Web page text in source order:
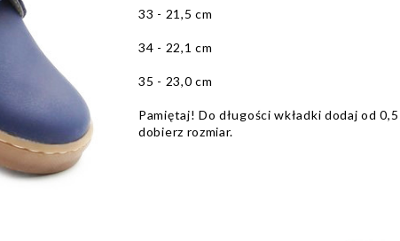
33 - 21,5 cm
34 - 22,1 cm
35 - 23,0 cm
Pamiętaj! Do długości wkładki dodaj od
dobierz rozmiar.